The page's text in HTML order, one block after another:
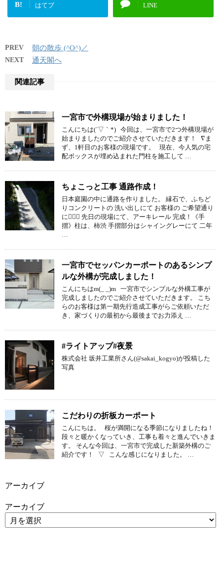
B! はてブ LINE
PREV 朝の散歩 (^O^)／
NEXT 通天閣へ
関連記事
一宮市で外構現場が始まりました！
こんにちは(´▽｀*) 今回は、一宮市で2つ外構現場が
始まりましたのでご紹介させていただきます！ ∇ま
ず、1軒目のお客様の現場です。 現在、今人気の宅
配ボックスが埋め込まれた門柱を施工して …
ちょこっと工事 通路作成！
日本庭園の中に通路を作りました。 縁石で、ふちど
りコンクリートの 洗い出しにて お客様の ご希望通り
に 先日の現場にて、アーキレール 完成！《手
摺》柱は、柿渋 手摺部分はシャイングレーにて 二年
…
一宮市でセッパンカーポートのあるシンプ
ルな外構が完成しました！
こんにちはm(_ _)m 一宮市でシンプルな外構工事が
完成しましたのでご紹介させていただきます。 こち
らのお客様は第一期先行造成工事がらご依頼いただ
き、家づくりの最初から最後までお力添え …
#ライトアップ#夜景
株式会社 坂井工業所さん(@sakai_kogyo)が投稿した
写真
こだわりの折板カーポート
こんにちは。 桜が満開になる季節になりましたね！
段々と暖かくなっていき、工事も着々と進んでいきま
す。 そんな今回は、一宮市で完成した新築外構のご
紹介です！ ▽ こんな感じになりました。 …
アーカイブ
アーカイブ